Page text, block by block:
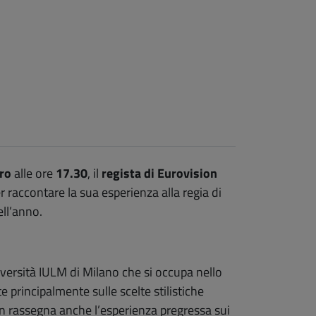
alle ore17.30, il regista di Eurovision
raccontare la sua esperienza alla regia di
IULM di Milano che si occupa nello
principalmente sulle scelte stilistiche
anche l’esperienza pregressa sui